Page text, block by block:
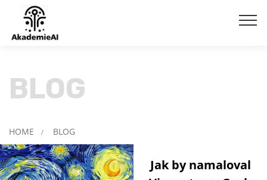
BLOG
HOME / BLOG
Jak by namaloval